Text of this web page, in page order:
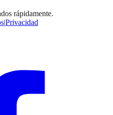
rápidamente.
|Privacidad